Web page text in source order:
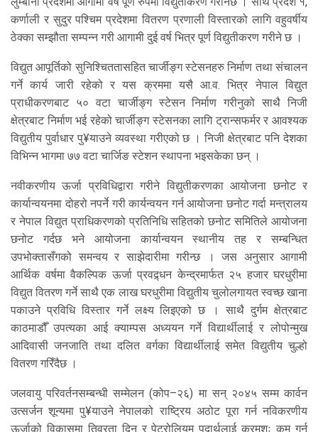
कर्णाली र सुदुर पश्चिम प्रदेशमा वितरण प्रणाली विस्तारको लागि वहुवर्षीय
ठेक्का सम्झौता सम्पन्न गरी आगामी दुई वर्ष भित्र पूर्ण विद्युतीकरण गरीने छ ।
विद्युत आपूर्तिको सुनिश्चिततासहित चार्जीङ्ग स्टेसनहरु निर्माण तथा संचालन
गर्ने कार्य जारी रहेको र यस क्रममा यसै आ.व. भित्र नेपाल विद्युत
प्राधीकरणबाट ५० वटा चार्जीङ्ग स्टेसन निर्माण गरीनुको साथै निजी
क्षेत्रबाट निर्माण भई रहेको चार्जीङ्ग स्टेसनका लागि ट्रान्सफर्मर र आवश्यक
विद्युतीय पुर्वाधार पु¥याउने व्यवस्था गरीएको छ । निजी क्षेत्रबाट पनि देशका
विभिन्न भागमा ७७ वटा चार्जिङ स्टेशन स्थापना भइसकेका छन् ।
नवीकरणीय ऊर्जा प्रविधिद्वारा गरीने विद्युतीकरणका आयोजना छनोट र
कार्यान्वयनमा दोहरो नपर्ने गरी कार्यन्वयन गर्न आयोजना छनोट गर्दा मन्त्रालय
र नेपाल विद्युत प्राधिकरणको प्रतिनिधि सहितको छनोट समितिले आयोजना
छनोट गर्दछ भने आयोजना कार्यान्वयन स्थानीय तह र सम्बन्धित
उपभोक्तासँगको समन्वय र साझेदारीमा गरीन्छ । जस अनुसार आगामी
आर्थिक वर्षमा वैकल्पिक ऊर्जा प्रवद्र्धन केन्द्रमार्फत २५ हजार घरधुरीमा
विद्युत वितरण गर्ने साथै एक लाख घरधुरीमा विद्युतीय चुलोलगायत स्वच्छ खाना
पकाउने प्रविधि विस्तार गर्ने लक्ष्य लिइएको छ । साथै दुर्गम क्षेत्रबाट
काठमाडौँ उपत्यका आई क्याम्पस अध्ययन गर्ने विद्यार्थीलाई र लोपोन्मुख
आदिवासी जनजाति तथा दलित वर्गका विद्यार्थीलाई समेत विद्युतीय चुल्हो
वितरण गरिँदैछ ।
जलवायु परिवर्तनसम्बन्धी सम्मेलन (कोप–२६) मा सन् २०४५ सम्म कार्वन
उत्सर्जन शून्यमा पु¥याउने नेपालको राष्ट्रिय अठोट पूरा गर्न नविकरणीय
ऊर्जाको विकासमा तिव्रता दिन र पेट्रोलियम पदार्थलाई क्रमशः कम गर्न